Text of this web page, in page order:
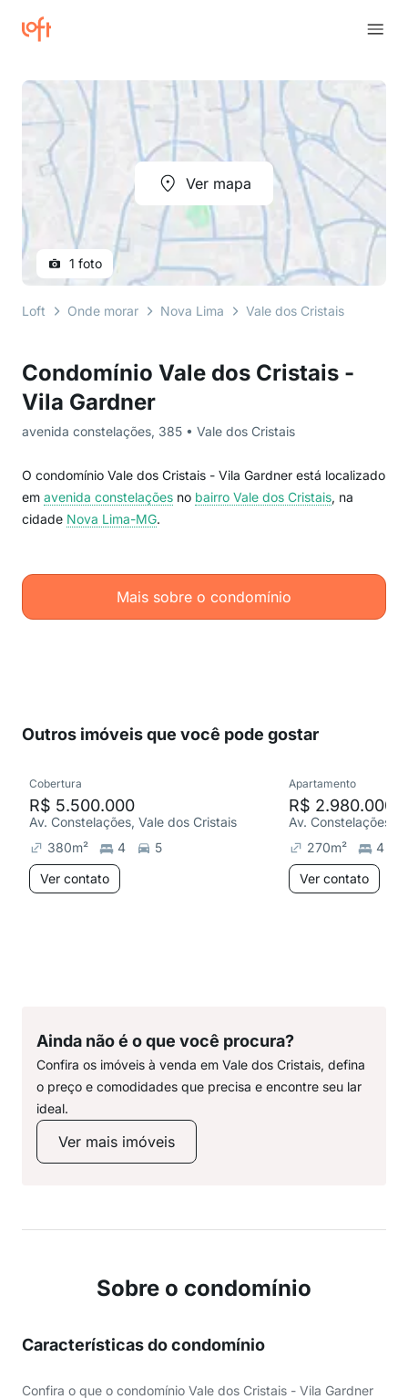
Condomínio Vale dos Cristais -
Vila Gardner
avenida constelações, 385 • Vale dos Cristais
O condomínio Vale dos Cristais - Vila Gardner está localizado
em avenida constelações no bairro Vale dos Cristais, na
cidade Nova Lima-MG.
Mais sobre o condomínio
Ver mapa
1 foto
Loft Onde morar Nova Lima Vale dos Cristais
Outros imóveis que você pode gostar
Cobertura
R$ 5.500.000
Av. Constelações, Vale dos Cristais
380m² 4
5
Ver contato
Apartamento
R$ 2.980.000
Av. Constelações,
270m²
4
Ver contato
Ainda não é o que você procura?
Confira os imóveis à venda em Vale dos Cristais, defina
o preço e comodidades que precisa e encontre seu lar
ideal.
Ver mais imóveis
Sobre o condomínio
Características do condomínio
Confira o que o condomínio Vale dos Cristais - Vila Gardner